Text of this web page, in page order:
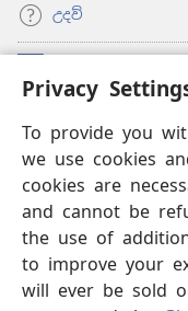
Privacy
To provide you
we use cookies
cookies are
and cannot be
the use of
to improve your
will ever be sold
උදව්
(opens
new
ඔන්ලයින් ලයිබ්‍රරි
(opens
new
window)JW Hub
(opens
new
window)‘JW ලයිබ්‍රරි’